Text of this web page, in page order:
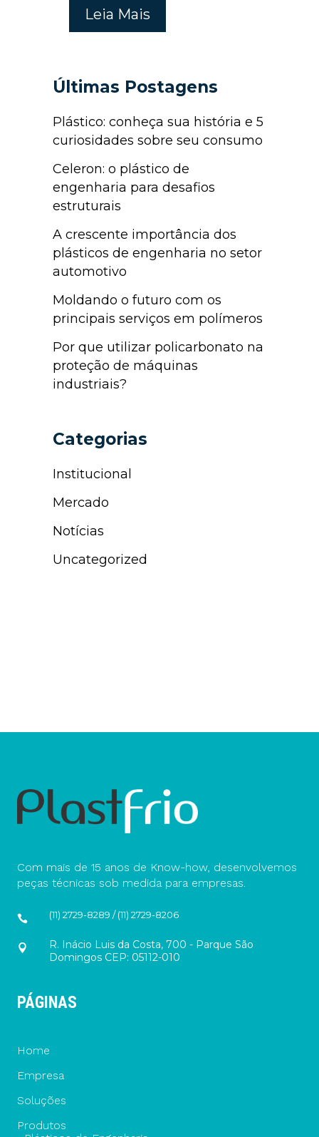
Leia Mais
Últimas Postagens
Plástico: conheça sua história e 5
curiosidades sobre seu consumo
Celeron: o plástico de
engenharia para desafios
estruturais
A crescente importância dos
plásticos de engenharia no setor
automotivo
Moldando o futuro com os
principais serviços em polímeros
Por que utilizar policarbonato na
proteção de máquinas
industriais?
Categorias
Institucional
Mercado
Notícias
Uncategorized
Com mais de 15 anos de Know-how, desenvolvemos
peças técnicas sob medida para empresas.
(11) 2729-8289 / (11) 2729-8206
R. Inácio Luis da Costa, 700 - Parque São
Domingos CEP: 05112-010
PÁGINAS
Home
Empresa
Soluções
Produtos